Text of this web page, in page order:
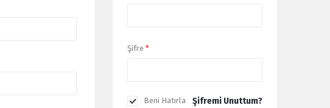
Şifre *
Beni Hatırla Şifremi Unuttum?